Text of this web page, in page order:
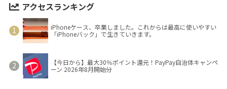
アクセスランキング
iPhoneケース、卒業しました。これからは最高に使いやすい
「iPhoneバック」で生きていきます。
【今日から】最大30％ポイント還元！PayPay自治体キャンペ
ーン 2026年8月開始分